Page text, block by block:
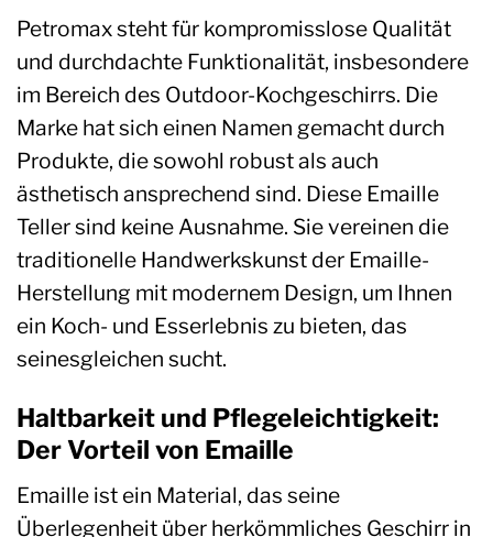
Petromax steht für kompromisslose Qualität
und durchdachte Funktionalität, insbesondere
im Bereich des Outdoor-Kochgeschirrs. Die
Marke hat sich einen Namen gemacht durch
Produkte, die sowohl robust als auch
ästhetisch ansprechend sind. Diese Emaille
Teller sind keine Ausnahme. Sie vereinen die
traditionelle Handwerkskunst der Emaille-
Herstellung mit modernem Design, um Ihnen
ein Koch- und Esserlebnis zu bieten, das
seinesgleichen sucht.
Haltbarkeit und Pflegeleichtigkeit:
Der Vorteil von Emaille
Emaille ist ein Material, das seine
Überlegenheit über herkömmliches Geschirr in